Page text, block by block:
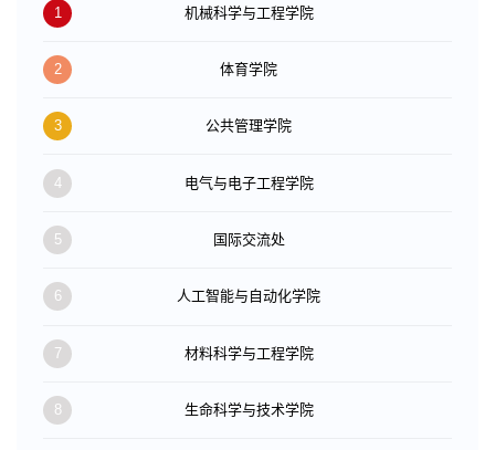
1 机械科学与工程学院
2 体育学院
3 公共管理学院
4 电气与电子工程学院
5 国际交流处
6 人工智能与自动化学院
7 材料科学与工程学院
8 生命科学与技术学院